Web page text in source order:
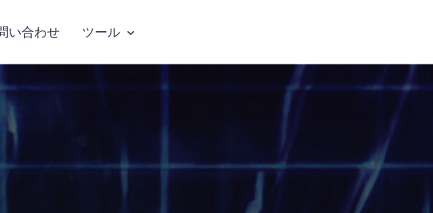
い合わせ ツール